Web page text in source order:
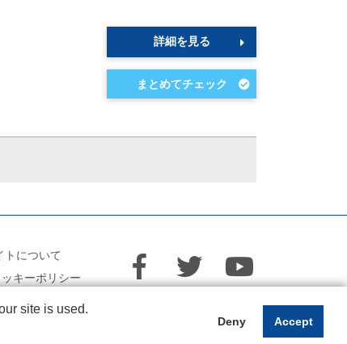
詳細を見る
トについて
ッキーポリシー
site is used.
Deny Accept